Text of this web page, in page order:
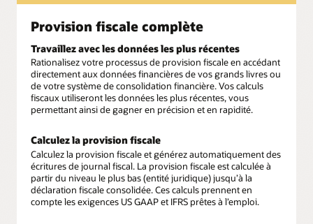
Provision fiscale complète
Travaillez avec les données les plus récentes
Rationalisez votre processus de provision fiscale en accédant
directement aux données financières de vos grands livres ou
de votre système de consolidation financière. Vos calculs
fiscaux utiliseront les données les plus récentes, vous
permettant ainsi de gagner en précision et en rapidité.
Calculez la provision fiscale
Calculez la provision fiscale et générez automatiquement des
écritures de journal fiscal. La provision fiscale est calculée à
partir du niveau le plus bas (entité juridique) jusqu’à la
déclaration fiscale consolidée. Ces calculs prennent en
compte les exigences US GAAP et IFRS prêtes à l’emploi.